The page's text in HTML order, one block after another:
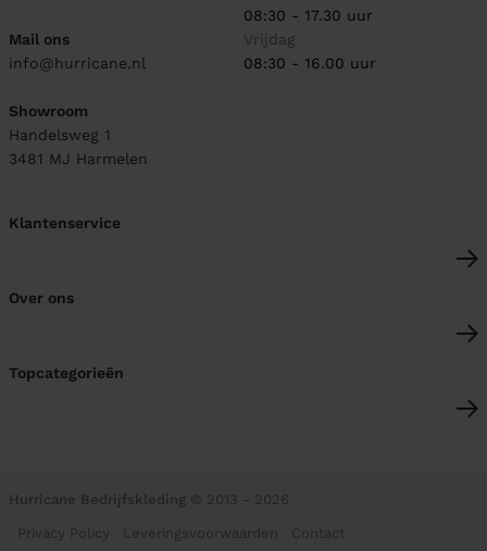
Mail ons
info@hurricane.nl
Showroom
Handelsweg 1
3481 MJ Harmelen
08:30 - 17.30 uur
Vrijdag
08:30 - 16.00 uur
Klantenservice
Over ons
Topcategorieën
Hurricane Bedrijfskleding © 2013 - 2026
Privacy Policy Leveringsvoorwaarden Contact